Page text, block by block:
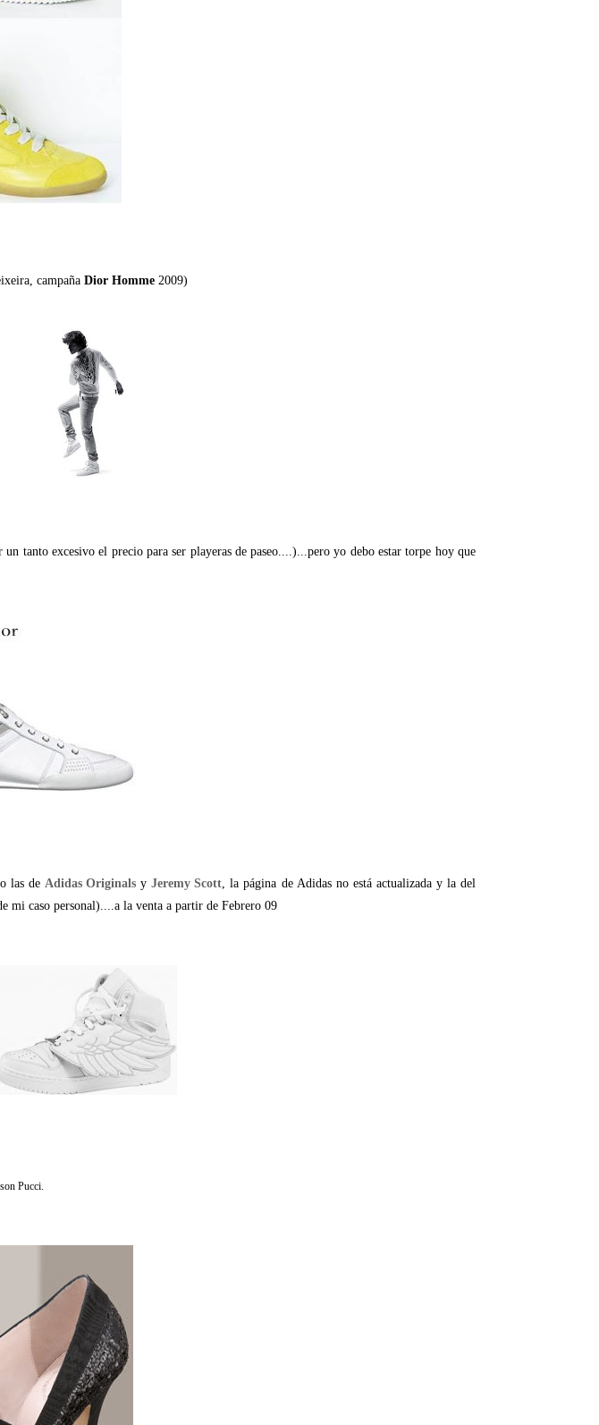
campaña Dior Homme 2009)
tanto excesivo el precio para ser playeras de paseo....)...pero yo debo estar torpe hoy que
las deAdidas Originals yJeremy Scott, la página de Adidas no está actualizada y la del
mi caso personal)....a la venta a partir de Febrero 09
Pucci.